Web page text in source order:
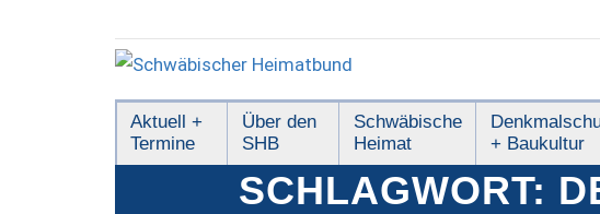
Schwäbischer
Heimatbund
Aktuell +
Termine
Über den
SHB
Schwäbische
Heimat
+ Baukultur
SCHLAGWORT: